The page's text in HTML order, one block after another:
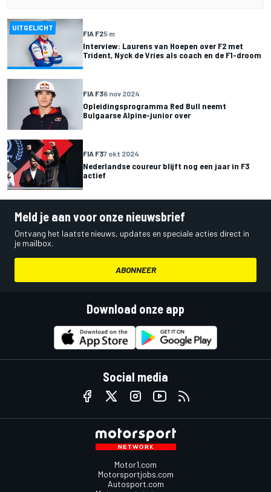
UITGELICHT
FIA F25 m
Interview: Laurens van Hoepen over F2 met
Trident, Nyck de Vries als coach en de F1-droom
FIA F36 nov 2024
Opleidingsprogramma Red Bull neemt
Bulgaarse Alpine-junior over
FIA F37 okt 2024
Nederlandse coureur blijft nog een jaar in F3
actief
Meld je aan voor onze nieuwsbrief
Ontvang het laatste nieuws, updates en speciale acties direct in
je mailbox.
ABONNEER
Download onze app
Social media
Motor1.com
Motorsportjobs.com
Autosport.com